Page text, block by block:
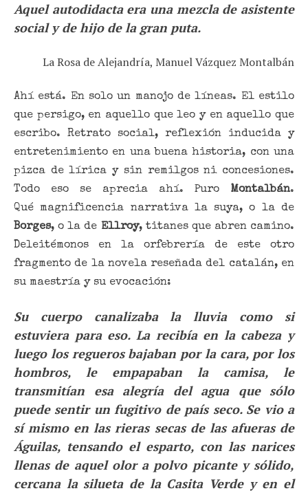
Aquel autodidacta era una mezcla de asistente
social y de hijo de la gran puta.
La Rosa de Alejandría, Manuel Vázquez Montalbán
Ahí está. En solo un manojo de líneas. El estilo
que persigo, en aquello que leo y en aquello que
escribo. Retrato social, reflexión inducida y
entretenimiento en una buena historia, con una
pizca de lírica y sin remilgos ni concesiones.
Todo eso se aprecia ahí. Puro Montalbán.
Qué magnificencia narrativa la suya, o la de
Borges, o la de Ellroy, titanes que abren camino.
Deleitémonos en la orfebrería de este otro
fragmento de la novela reseñada del catalán, en
su maestría y su evocación:
Su cuerpo canalizaba la lluvia como si
estuviera para eso. La recibía en la cabeza y
luego los regueros bajaban por la cara, por los
hombros, le empapaban la camisa, le
transmitían esa alegría del agua que sólo
puede sentir un fugitivo de país seco. Se vio a
sí mismo en las rieras secas de las afueras de
Águilas, tensando el esparto, con las narices
llenas de aquel olor a polvo picante y sólido,
cercana la silueta de la Casita Verde y en el